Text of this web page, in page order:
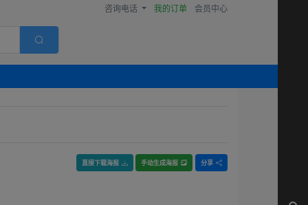
咨询电话 我的订单 会员中心
直接下载海报 手动生成海报 分享